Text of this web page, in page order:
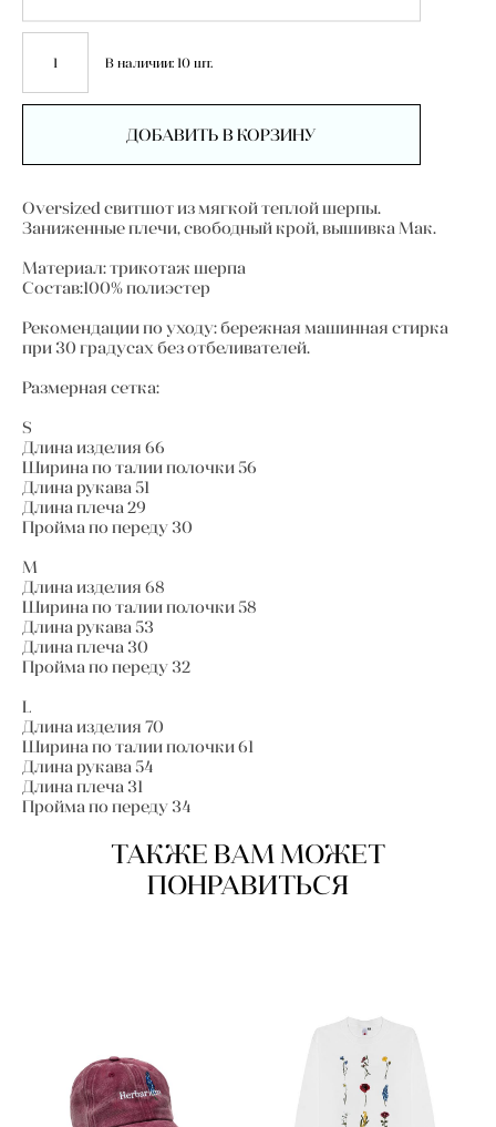
В наличии: 10 шт.
ДОБАВИТЬ В КОРЗИНУ
Oversized свитшот из мягкой теплой шерпы.
Заниженные плечи, свободный крой, вышивка Мак.
Материал: трикотаж шерпа
Состав:100% полиэстер
Рекомендации по уходу: бережная машинная стирка
при 30 градусах без отбеливателей.
Размерная сетка:
S
Длина изделия 66
Ширина по талии полочки 56
Длина рукава 51
Длина плеча 29
Пройма по переду 30
М
Длина изделия 68
Ширина по талии полочки 58
Длина рукава 53
Длина плеча 30
Пройма по переду 32
L
Длина изделия 70
Ширина по талии полочки 61
Длина рукава 54
Длина плеча 31
Пройма по переду 34
ТАКЖЕ ВАМ МОЖЕТ
ПОНРАВИТЬСЯ